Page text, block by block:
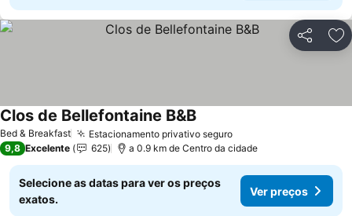
Partilhar
Bed & Breakfast Estacionamento privativo seguroVer preços
Clos de Bellefontaine B&BVer preços
9,8 Excelente 625 a 0.9 km de Centro da cidade
Selecione as datas para ver os preços
exatos.
Ver preços